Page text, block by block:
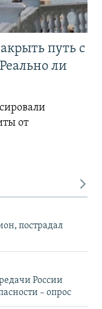
путь с
ли
от
пострадал
России
– опрос